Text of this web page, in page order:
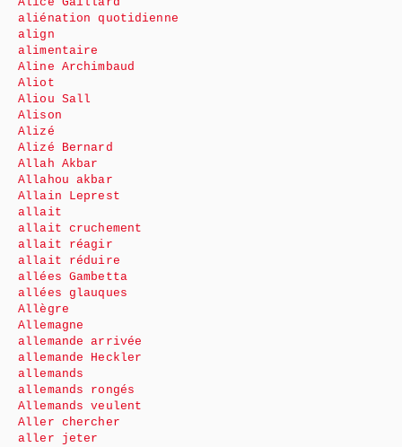
aliénation quotidienne
align
alimentaire
Aline Archimbaud
Aliot
Aliou Sall
Alison
Alizé
Alizé Bernard
Allah Akbar
Allahou akbar
Allain Leprest
allait
allait cruchement
allait réagir
allait réduire
allées Gambetta
allées glauques
Allègre
Allemagne
allemande arrivée
allemande Heckler
allemands
allemands rongés
Allemands veulent
Aller chercher
aller jeter